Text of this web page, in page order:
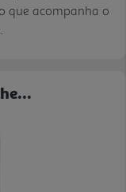
que acompanha o